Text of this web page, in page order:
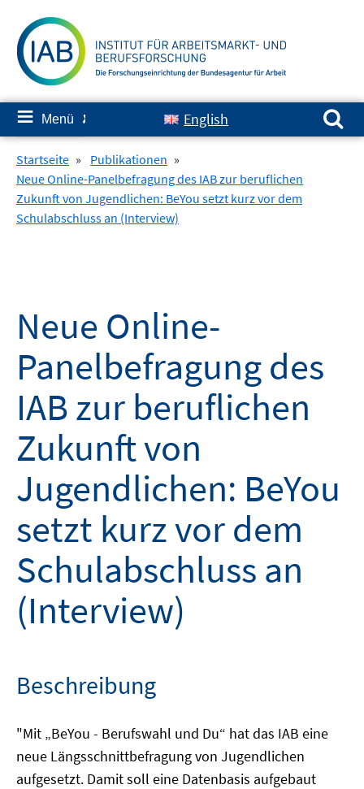
zum
Inhalt
≡ Menü ✘ English
Suchen nach:
Startseite » Publikationen »
Neue Online-Panelbefragung des IAB zur beruflichen
Zukunft von Jugendlichen: BeYou setzt kurz vor dem
Schulabschluss an (Interview)
Neue Online-
Panelbefragung des
IAB zur beruflichen
Zukunft von
Jugendlichen: BeYou
setzt kurz vor dem
Schulabschluss an
(Interview)
Beschreibung
"Mit „BeYou - Berufswahl und Du“ hat das IAB eine
neue Längsschnittbefragung von Jugendlichen
aufgesetzt. Damit soll eine Datenbasis aufgebaut